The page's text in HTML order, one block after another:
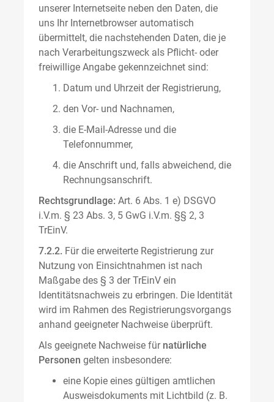
unserer Internetseite neben den Daten, die
uns Ihr Internetbrowser automatisch
übermittelt, die nachstehenden Daten, die je
nach Verarbeitungszweck als Pflicht- oder
freiwillige Angabe gekennzeichnet sind:
Datum und Uhrzeit der Registrierung,
den Vor- und Nachnamen,
die E-Mail-Adresse und die
Telefonnummer,
die Anschrift und, falls abweichend, die
Rechnungsanschrift.
Rechtsgrundlage: Art. 6 Abs. 1 e) DSGVO
i.V.m. § 23 Abs. 3, 5 GwG i.V.m. §§ 2, 3
TrEinV.
7.2.2. Für die erweiterte Registrierung zur
Nutzung von Einsichtnahmen ist nach
Maßgabe des § 3 der TrEinV ein
Identitätsnachweis zu erbringen. Die Identität
wird im Rahmen des Registrierungsvorgangs
anhand geeigneter Nachweise überprüft.
Als geeignete Nachweise für natürliche
Personen gelten insbesondere:
eine Kopie eines gültigen amtlichen
Ausweisdokuments mit Lichtbild (z. B.